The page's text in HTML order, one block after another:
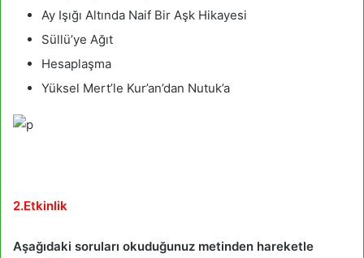
Ay Işığı Altında Naif Bir Aşk Hikayesi
Süllü’ye Ağıt
Hesaplaşma
Yüksel Mert’le Kur’an’dan Nutuk’a
2.Etkinlik
Aşağıdaki soruları okuduğunuz metinden hareketle